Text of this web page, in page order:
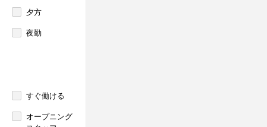
夕方
夜勤
すぐ働ける
オープニング